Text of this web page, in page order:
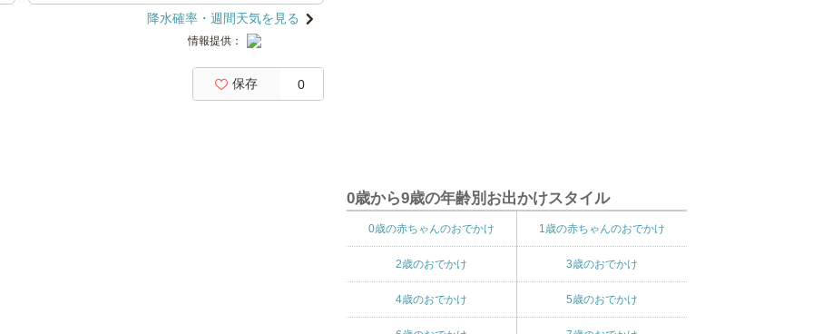
降水確率・週間天気を見る
情報提供：
保存 0
0歳から9歳の年齢別お出かけスタイル
0歳の赤ちゃんのおでかけ 1歳の赤ちゃんのおでかけ
2歳のおでかけ 3歳のおでかけ
4歳のおでかけ 5歳のおでかけ